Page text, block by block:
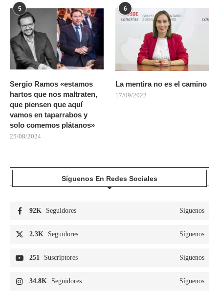
5
Sergio Ramos «estamos
hartos que nos maltraten,
que piensen que aquí
vamos en taparrabos y
solo comemos plátanos»
25/08/2024
6
La mentira no es el camino
17/09/2022
Síguenos En Redes Sociales
92K Seguidores Síguenos
2.3K Seguidores Síguenos
251 Suscriptores Síguenos
34.8K Seguidores Síguenos